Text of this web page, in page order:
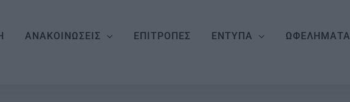
ΑΝΑΚΟΙΝΩΣΕΙΣ ΕΠΙΤΡΟΠΕΣ ΕΝΤΥΠΑ ΩΦΕΛΗΜΑΤΑ